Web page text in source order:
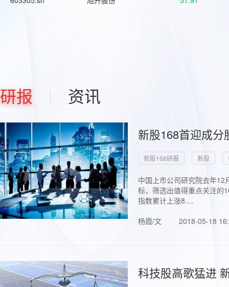
研报 资讯
新股168首迎成
新股168研报 新股
中国上市公司研究院去年
标，筛选出值得重点关注的
指数累计上涨8....
杨霞/文
2018-05-18
科技股高歌猛进